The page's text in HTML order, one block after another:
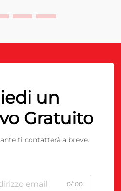
un
Gratuito
ti contatterà a breve.
0/100